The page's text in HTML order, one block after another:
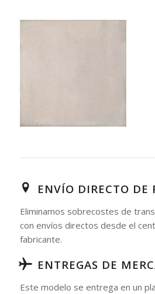
ENVÍO DIRECTO DE
Eliminamos sobrecostes de
con envíos directos desde el
fabricante.
ENTREGAS DE
Este modelo se entrega en un